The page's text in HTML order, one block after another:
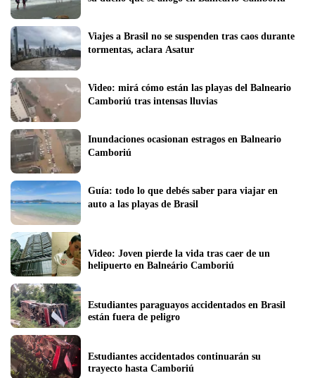
Viajes a Brasil no se suspenden tras caos durante
tormentas, aclara Asatur
Video: mirá cómo están las playas del Balneario
Camboriú tras intensas lluvias
Inundaciones ocasionan estragos en Balneario
Camboriú
Guía: todo lo que debés saber para viajar en
auto a las playas de Brasil
Video: Joven pierde la vida tras caer de un
helipuerto en Balneário Camboriú
Estudiantes paraguayos accidentados en Brasil
están fuera de peligro
Estudiantes accidentados continuarán su
trayecto hasta Camboriú